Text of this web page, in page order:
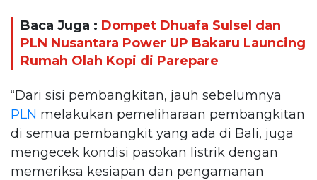
Baca Juga : Dompet Dhuafa Sulsel dan
PLN Nusantara Power UP Bakaru Launcing
Rumah Olah Kopi di Parepare
“Dari sisi pembangkitan, jauh sebelumnya
PLN melakukan pemeliharaan pembangkitan
di semua pembangkit yang ada di Bali, juga
mengecek kondisi pasokan listrik dengan
memeriksa kesiapan dan pengamanan